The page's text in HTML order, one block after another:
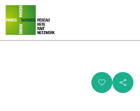
Naviguer
dans
réseau
Navigation
rapide
Vers le contenu principal
Vers la navigation mobile
Vers la recherche
Vers la zone des pieds
Vers le plan du site
i s